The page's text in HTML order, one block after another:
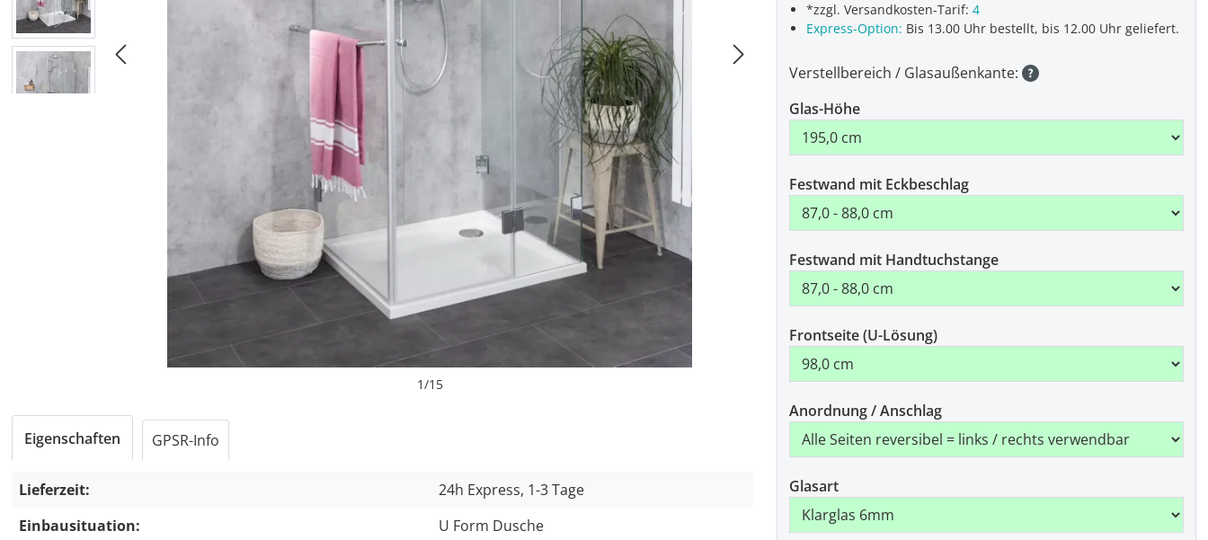
1/15
*zzgl. Versandkosten-Tarif:4
Express-Option: Bis 13.00 Uhr bestellt, bis 12.00 Uhr geliefert.
Verstellbereich / Glasaußenkante:
Glas-Höhe
Festwand mit Eckbeschlag
Festwand mit Handtuchstange
Frontseite (U-Lösung)
Anordnung / Anschlag
Glasart
Eigenschaften GPSR-Info
Lieferzeit:
24h Express, 1-3 Tage
Einbausituation:
U Form Dusche